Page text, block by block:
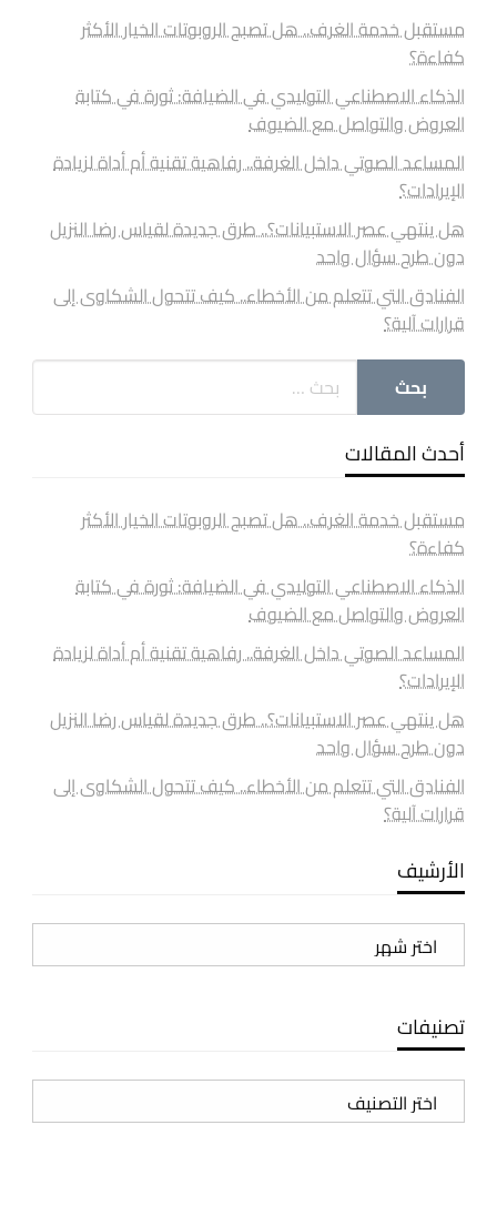
مستقبل خدمة الغرف.. هل تصبح الروبوتات الخيار الأكثر
كفاءة؟
الذكاء الاصطناعي التوليدي في الضيافة: ثورة في كتابة
العروض والتواصل مع الضيوف
المساعد الصوتي داخل الغرفة.. رفاهية تقنية أم أداة لزيادة
الإيرادات؟
هل ينتهي عصر الاستبيانات؟.. طرق جديدة لقياس رضا النزيل
دون طرح سؤال واحد
الفنادق التي تتعلم من الأخطاء.. كيف تتحول الشكاوى إلى
قرارات آلية؟
أحدث المقالات
مستقبل خدمة الغرف.. هل تصبح الروبوتات الخيار الأكثر
كفاءة؟
الذكاء الاصطناعي التوليدي في الضيافة: ثورة في كتابة
العروض والتواصل مع الضيوف
المساعد الصوتي داخل الغرفة.. رفاهية تقنية أم أداة لزيادة
الإيرادات؟
هل ينتهي عصر الاستبيانات؟.. طرق جديدة لقياس رضا النزيل
دون طرح سؤال واحد
الفنادق التي تتعلم من الأخطاء.. كيف تتحول الشكاوى إلى
قرارات آلية؟
الأرشيف
الأرشيف
تصنيفات
تصنيفات